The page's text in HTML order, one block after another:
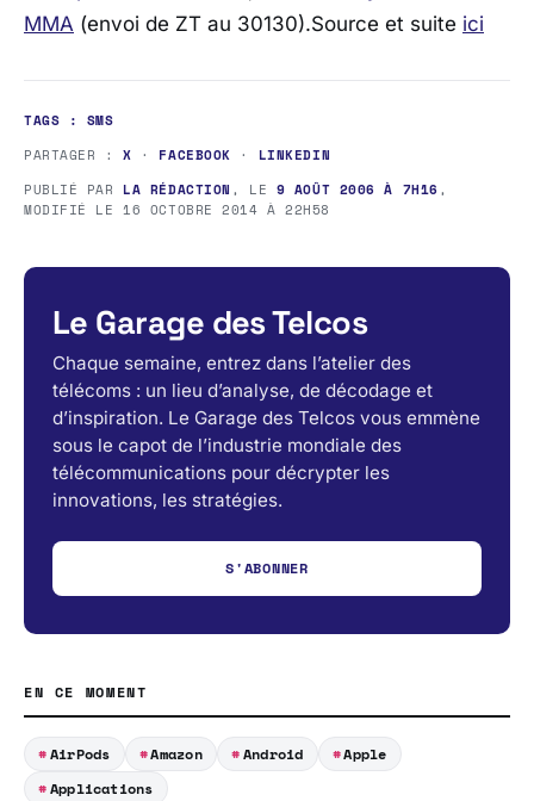
MMA (envoi de ZT au 30130).Source et suite ici
TAGS : SMS
PARTAGER :X · FACEBOOK · LINKEDIN
PUBLIÉ PAR LA RÉDACTION , LE 9 AOÛT 2006 À 7H16 ,
MODIFIÉ LE16 OCTOBRE 2014 À 22H58
Le Garage des Telcos
Chaque semaine, entrez dans l’atelier des
télécoms : un lieu d’analyse, de décodage et
d’inspiration. Le Garage des Telcos vous emmène
sous le capot de l’industrie mondiale des
télécommunications pour décrypter les
innovations, les stratégies.
S'ABONNER
EN CE MOMENT
AirPods Amazon Android
Apple
Applications